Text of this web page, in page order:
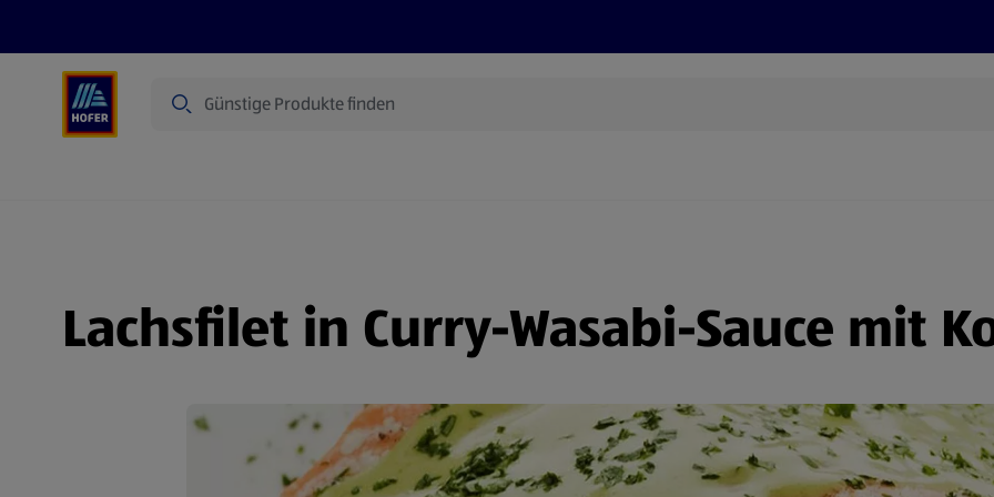
Lachsfilet in Curry-Wasabi-Sauce mit